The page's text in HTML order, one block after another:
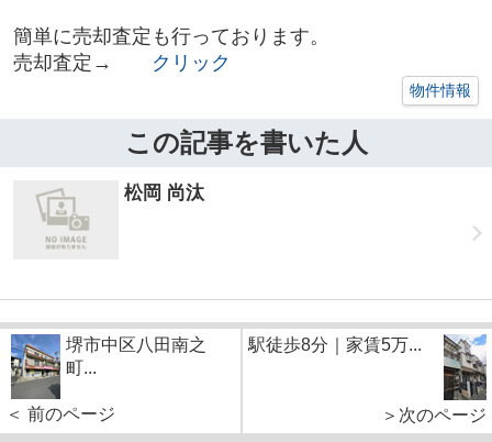
簡単に売却査定も行っております。
売却査定→
クリック
物件情報
この記事を書いた人
松岡 尚汰
堺市中区八田南之
町...
＜ 前のページ
駅徒歩8分｜家賃5万...
＞次のページ